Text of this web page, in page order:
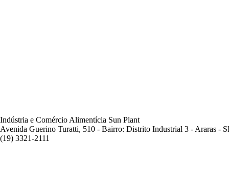
Indústria e Comércio Alimentícia Sun Plant
Avenida Guerino Turatti, 510 - Bairro: Distrito Industrial 3 - Araras -
(19) 3321-2111